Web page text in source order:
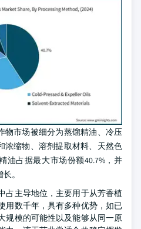
物市场被细分为蒸馏精油、冷压
浓缩物、溶剂提取材料、天然色
油占据最大市场份额40.7%，并
。
占主导地位，主要用于从芳香植
用数千年，具有多种优势，如已
规模的可能性以及能够从同一原